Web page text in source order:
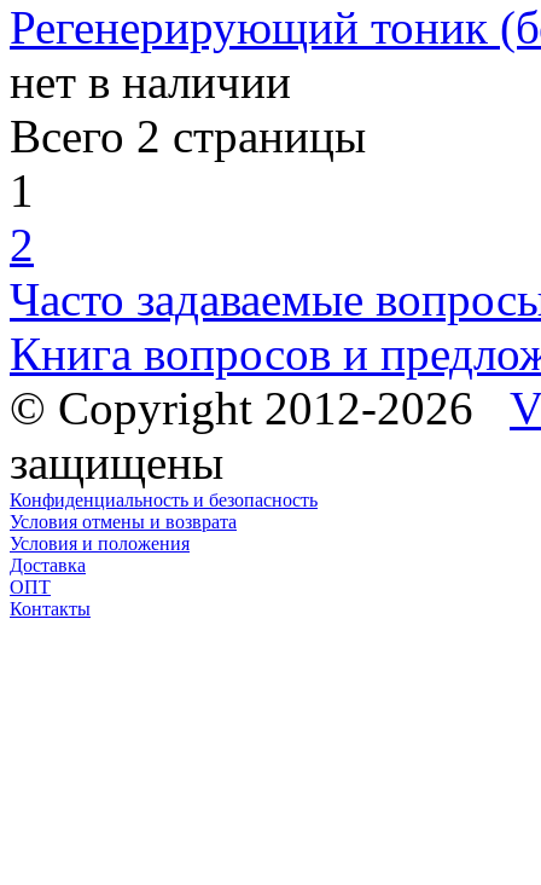
Регенерирующий тоник
нет в наличии
Всего 2 страницы
1
2
Часто задаваемые
Книга вопросов и
© Copyright 2012-2026
защищены
Конфиденциальность и безопасность
Условия отмены и возврата
Условия и положения
Доставка
ОПТ
Контакты